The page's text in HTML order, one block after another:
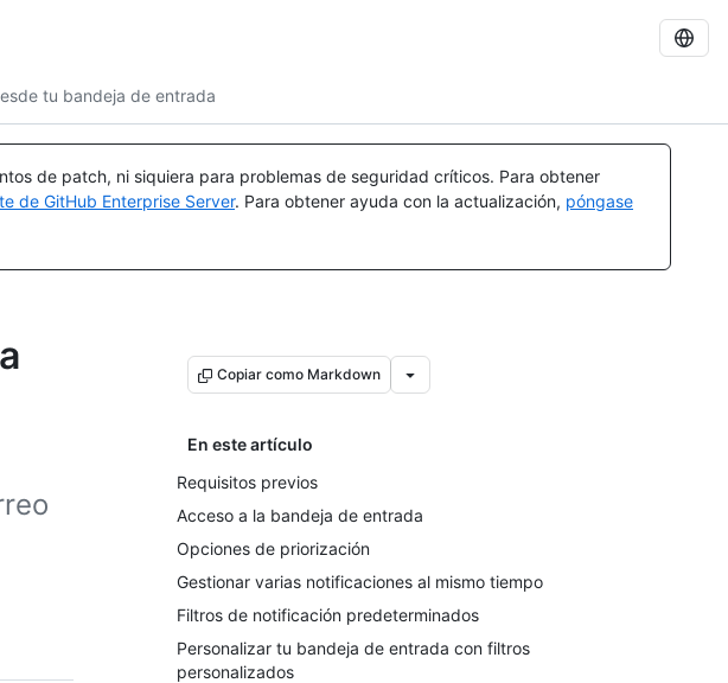
tu bandeja de entrada
de patch, ni siquiera para problemas de seguridad críticos. Para obtener
de GitHub Enterprise Server. Para obtener ayuda con la actualización, póngase
Copiar como Markdown
En este artículo
Requisitos previos
Acceso a la bandeja de entrada
Opciones de priorización
Gestionar varias notificaciones al mismo tiempo
Filtros de notificación predeterminados
Personalizar tu bandeja de entrada con filtros
personalizados